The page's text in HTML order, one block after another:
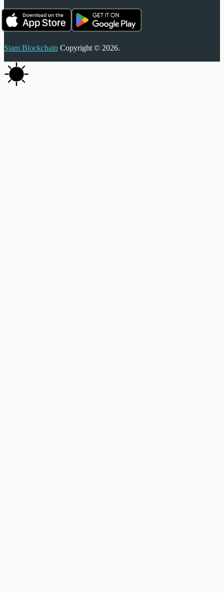
Siam Blockchain Copyright © 2026.